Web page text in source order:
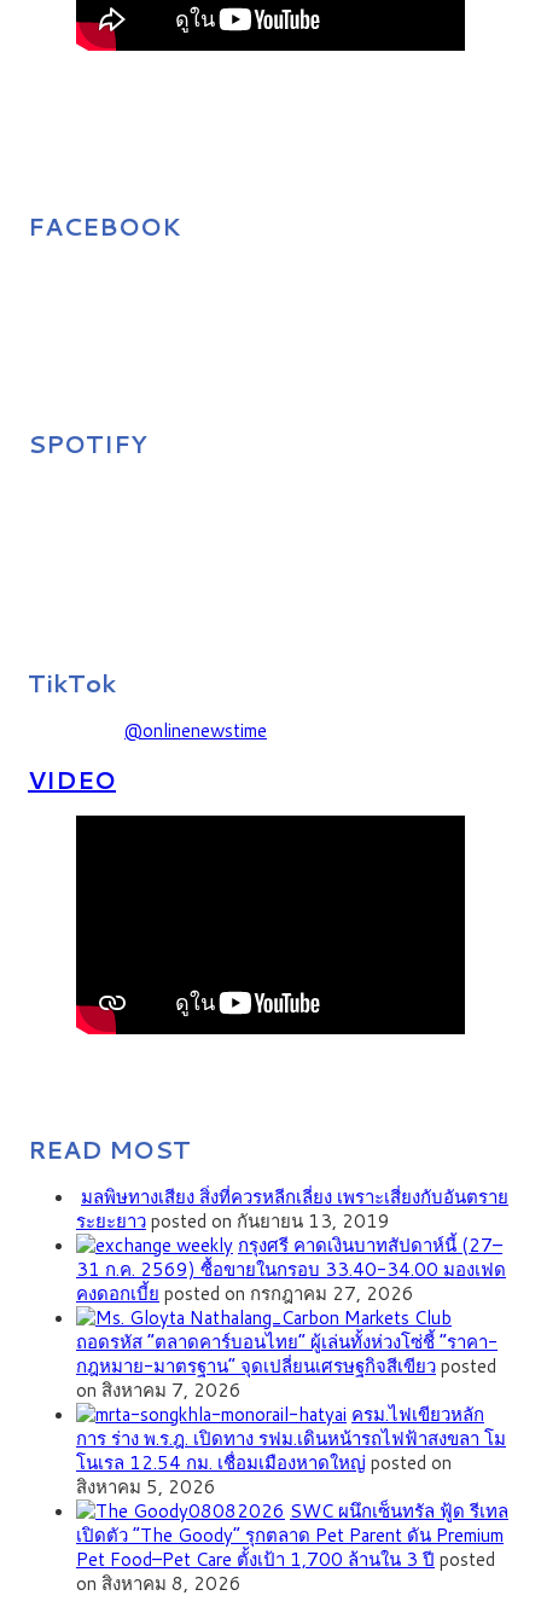
FACEBOOK
SPOTIFY
TikTok
@onlinenewstime
VIDEO
READ MOST
มลพิษทางเสียง สิ่งที่ควรหลีกเลี่ยง เพราะเสี่ยงกับอันตราย
ระยะยาวposted on กันยายน 13, 2019
กรุงศรี คาดเงินบาทสัปดาห์นี้ (27–
31 ก.ค. 2569) ซื้อขายในกรอบ 33.40-34.00 มองเฟด
คงดอกเบี้ย posted on กรกฎาคม 27, 2026
ถอดรหัส “ตลาดคาร์บอนไทย” ผู้เล่นทั้งห่วงโซ่ชี้ “ราคา-
กฎหมาย-มาตรฐาน” จุดเปลี่ยนเศรษฐกิจสีเขียวposted
on สิงหาคม 7, 2026
ครม.ไฟเขียวหลัก
การ ร่าง พ.ร.ฎ. เปิดทาง รฟม.เดินหน้ารถไฟฟ้าสงขลา โม
โนเรล 12.54 กม. เชื่อมเมืองหาดใหญ่ posted on
สิงหาคม 5, 2026
SWC ผนึกเซ็นทรัล ฟู้ด รีเทล
เปิดตัว “The Goody” รุกตลาด Pet Parent ดัน Premium
Pet Food–Pet Care ตั้งเป้า 1,700 ล้านใน 3 ปี posted
on สิงหาคม 8, 2026